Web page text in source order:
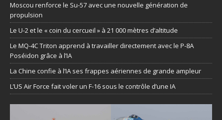
Moscou renforce le Su-57 avec une nouvelle génération de
propulsion
Le U-2 et le « coin du cercueil » à 21 000 mètres d’altitude
Le MQ-4C Triton apprend à travailler directement avec le P-8A
Poséidon grâce à l’IA
La Chine confie à l’IA ses frappes aériennes de grande ampleur
L’US Air Force fait voler un F-16 sous le contrôle d’une IA